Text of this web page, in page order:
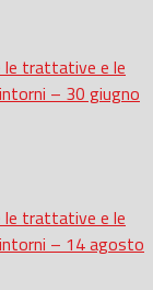
trattative e le
– 30 giugno
trattative e le
– 14 agosto